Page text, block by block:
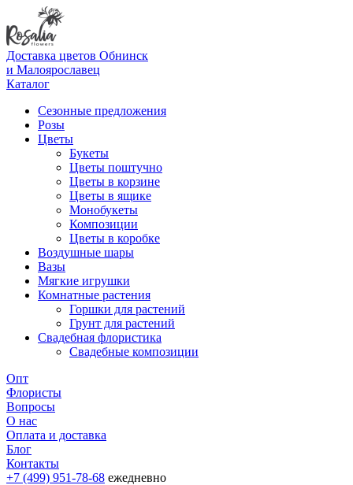
Доставка цветов Обнинск
и Малоярославец
Каталог
Сезонные предложения
Розы
Цветы
Букеты
Цветы поштучно
Цветы в корзине
Цветы в ящике
Монобукеты
Композиции
Цветы в коробке
Воздушные шары
Вазы
Мягкие игрушки
Комнатные растения
Горшки для растений
Грунт для растений
Свадебная флористика
Свадебные композиции
Опт
Флористы
Вопросы
О нас
Оплата и доставка
Блог
Контакты
+7 (499) 951-78-68 ежедневно